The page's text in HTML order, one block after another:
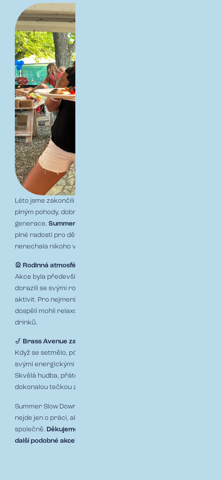
Léto jsme zakončili tak, jak se patří – skvělým setkáním
plným pohody, dobrého jídla, pití a zábavy pro všechny
generace.Summer Slow Down Party
plné radosti pro děti i dospělé a večer s živou hudbou, která
nenechala nikoho v klidu.
🎡 Rodinná atmosféra a program pro všechny
Akce byla především o
dorazili se svými rodinami, partnery i dětmi a užili si den plný
aktivit. Pro nejmenší byly připravené hry a zábava, zatímco
dospělí mohli relaxovat u skvělého jídla a osvěžujících
drinků.
🎷
Brass Avenue zakončili večer ve velkém stylu
Když se setmělo, pódium ovládla
svými energickými melodiemi roztančila všechny přítomné.
Skvělá hudba, přátelská atmosféra a uvolněná nálada byly
dokonalou tečkou za letní sezónou.
Summer Slow Down Party nám znovu ukázala, že v Respectu
nejde jen o práci, ale i o skvělé zážitky, které sdílíme
společně. Děkujeme všem, kdo dorazili, a už teď se těšíme na
další podobné akce!